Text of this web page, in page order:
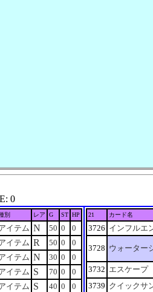
0
別 レア G ST HP
イテム N 50 0
0
イテム R 50 0
0
イテム N 30 0
0
イテム S 70 0
0
イテム S 40 0
0
21 カード名
3726 インフルエ
3728 ウォーター
3732 エスケープ
3739 クイックサ